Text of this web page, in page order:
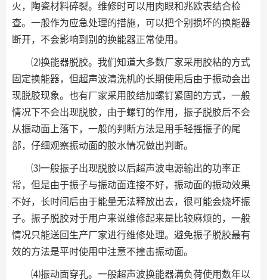
火，陶瓷材料碎裂。维修时可以用肉眼和兆欧表结合检
查。一般作为应急处理的措施，可以把个别损坏的换能器
断开，不会影响到别的换能器正常使用。
⑵换能器脱胶。我们知道大多数厂家采用胶粘的方式
固定换能器，但超声波清洗机的长期使用后由于振动会出
现脱胶现象。也有厂家采用胶结加螺钉紧固的方式，一般
情况下不会出现脱胶，由于螺钉的作用，振子脱胶后不会
从振动面上落下，一般的判断方法是用手轻摇振子的尾
部，仔细观察振动面的胶水情况做出判断。
⑶一般振子出现脱胶以后超声波电源输出的功率正
常，但是由于振子与振动面连接不好，振动面的振动效果
不好，长时间后由于能量无法释放出去，很可能会烧坏振
子。振子脱胶对于用户来说维修起来是比较麻烦的，一般
情况只能送回生产厂家进行维修处理。避免振子脱胶最有
效的方法是平时使用中注意不撞击振动面。
⑷振动面穿孔。一般超声波换能器满负荷使用数年以